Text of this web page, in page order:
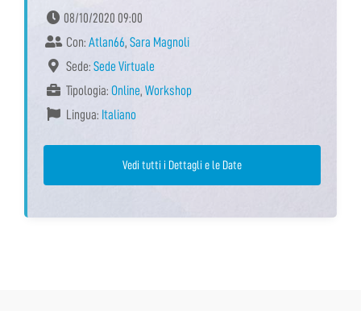
08/10/2020 09:00
Con: Atlan66, Sara Magnoli
Sede: Sede Virtuale
Tipologia: Online, Workshop
Lingua: Italiano
Vedi tutti i Dettagli e le Date